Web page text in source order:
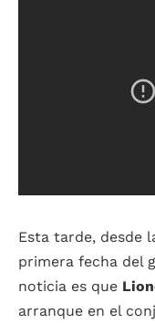
Esta tarde, desde
primera fecha del
noticia es que
arranque en el